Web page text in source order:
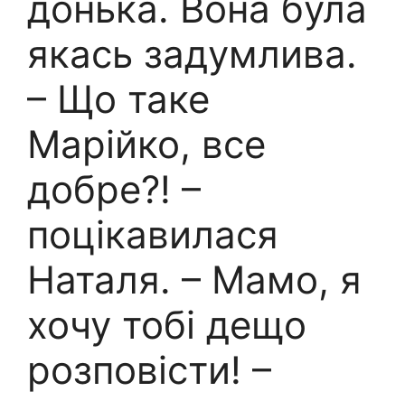
якась задумлива.
– Що таке
Марійко, все
добре?! –
поцікавилася
Наталя. – Мамо, я
хочу тобі дещо
розповісти! –